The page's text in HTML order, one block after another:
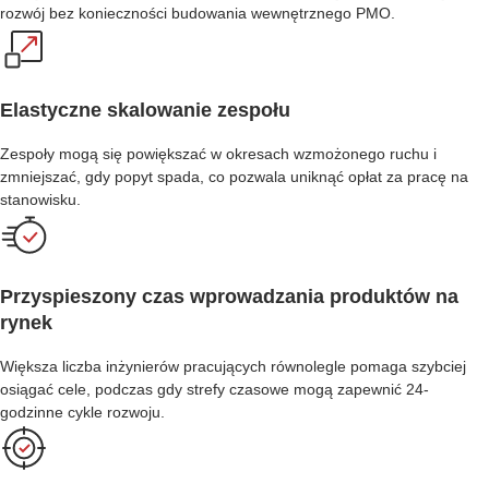
rozwój bez konieczności budowania wewnętrznego PMO.
Elastyczne skalowanie zespołu
Zespoły mogą się powiększać w okresach wzmożonego ruchu i
zmniejszać, gdy popyt spada, co pozwala uniknąć opłat za pracę na
stanowisku.
Przyspieszony czas wprowadzania produktów na
rynek
Większa liczba inżynierów pracujących równolegle pomaga szybciej
osiągać cele, podczas gdy strefy czasowe mogą zapewnić 24-
godzinne cykle rozwoju.